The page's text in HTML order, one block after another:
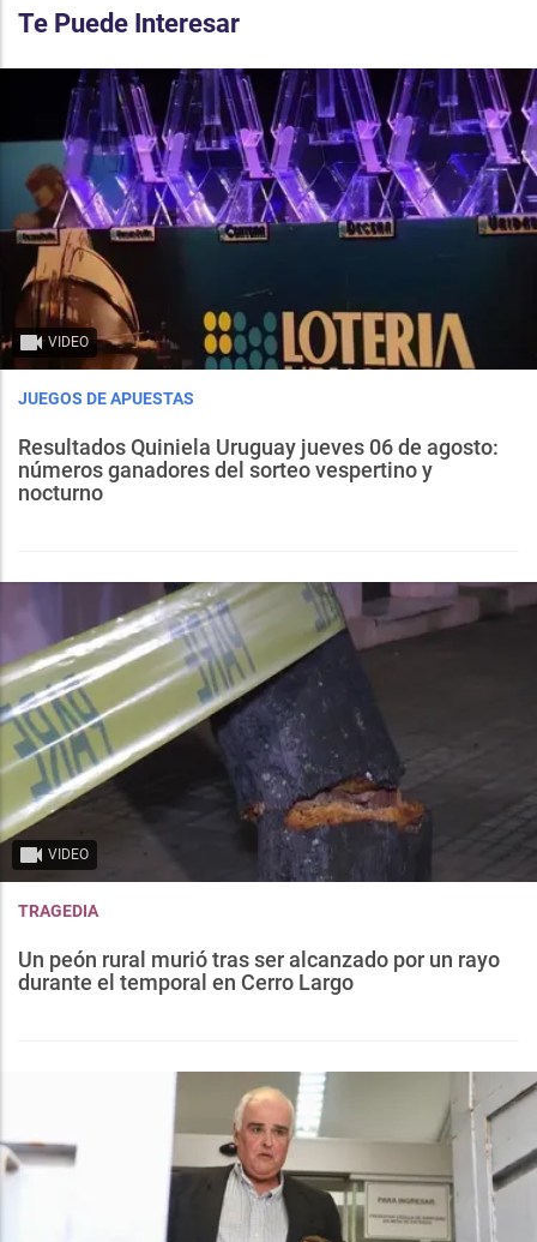
Te Puede Interesar
VIDEO
JUEGOS DE APUESTAS
Resultados Quiniela Uruguay jueves 06 de agosto:
números ganadores del sorteo vespertino y
nocturno
VIDEO
TRAGEDIA
Un peón rural murió tras ser alcanzado por un rayo
durante el temporal en Cerro Largo